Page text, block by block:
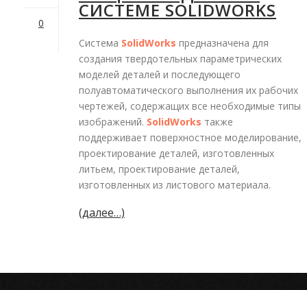
0
СИСТЕМЕ SOLIDWORKS
Система SolidWorks предназначена для
создания твердотельных параметрических
моделей деталей и последующего
полуавтоматического выполнения их рабочих
чертежей, содержащих все необходимые типы
изображений. SolidWorks также
поддерживает поверхностное моделирование,
проектирование деталей, изготовленных
литьем, проектирование деталей,
изготовленных из листового материала.
(далее…)